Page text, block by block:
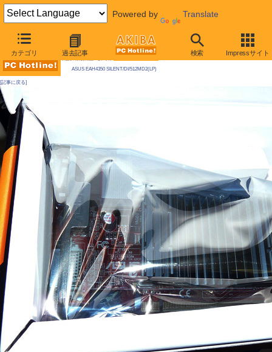
Powered by Translate
カテゴリ 過去記事 検索 Impressサイト
AKIBA PC Hotline! 2009年5月23日号
ASUS EAH4350 SILENT/DI/512MD2(LP)
[記事に戻る]